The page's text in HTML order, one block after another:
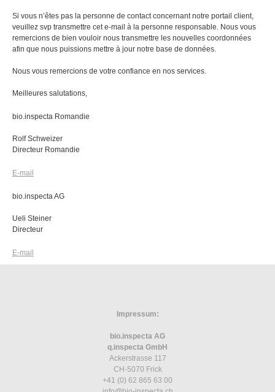
Si vous n’êtes pas la personne de contact concernant notre portail client,
veuillez svp transmettre cet e-mail à la personne responsable. Nous vous
remercions de bien vouloir nous transmettre les nouvelles coordonnées
afin que nous puissions mettre à jour notre base de données.
Nous vous remercions de votre confiance en nos services.
Meilleures salutations,
bio.inspecta Romandie
Rolf Schweizer
Directeur Romandie
E-mail
bio.inspecta AG
Ueli Steiner
Directeur
E-mail
Impressum:
bio.inspecta AG
q.inspecta GmbH
Ackerstrasse 117
CH-5070 Frick
+41 (0) 62 865 63 00